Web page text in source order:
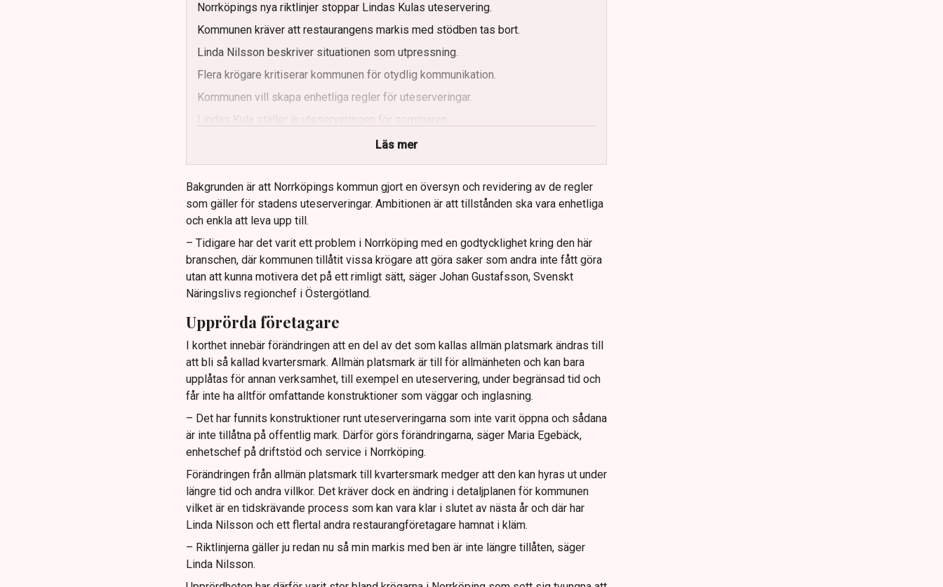
Norrköpings nya riktlinjer stoppar Lindas Kulas uteservering.
Kommunen kräver att restaurangens markis med stödben tas bort.
Linda Nilsson beskriver situationen som utpressning.
Flera krögare kritiserar kommunen för otydlig kommunikation.
Kommunen vill skapa enhetliga regler för uteserveringar.
Lindas Kula ställer in uteserveringen för sommaren.
Läs mer
Bakgrunden är att Norrköpings kommun gjort en översyn och revidering av de regler
som gäller för stadens uteserveringar. Ambitionen är att tillstånden ska vara enhetliga
och enkla att leva upp till.
– Tidigare har det varit ett problem i Norrköping med en godtycklighet kring den här
branschen, där kommunen tillåtit vissa krögare att göra saker som andra inte fått göra
utan att kunna motivera det på ett rimligt sätt, säger Johan Gustafsson, Svenskt
Näringslivs regionchef i Östergötland.
Upprörda företagare
I korthet innebär förändringen att en del av det som kallas allmän platsmark ändras till
att bli så kallad kvartersmark. Allmän platsmark är till för allmänheten och kan bara
upplåtas för annan verksamhet, till exempel en uteservering, under begränsad tid och
får inte ha alltför omfattande konstruktioner som väggar och inglasning.
– Det har funnits konstruktioner runt uteserveringarna som inte varit öppna och sådana
är inte tillåtna på offentlig mark. Därför görs förändringarna, säger Maria Egebäck,
enhetschef på driftstöd och service i Norrköping.
Förändringen från allmän platsmark till kvartersmark medger att den kan hyras ut under
längre tid och andra villkor. Det kräver dock en ändring i detaljplanen för kommunen
vilket är en tidskrävande process som kan vara klar i slutet av nästa år och där har
Linda Nilsson och ett flertal andra restaurangföretagare hamnat i kläm.
– Riktlinjerna gäller ju redan nu så min markis med ben är inte längre tillåten, säger
Linda Nilsson.